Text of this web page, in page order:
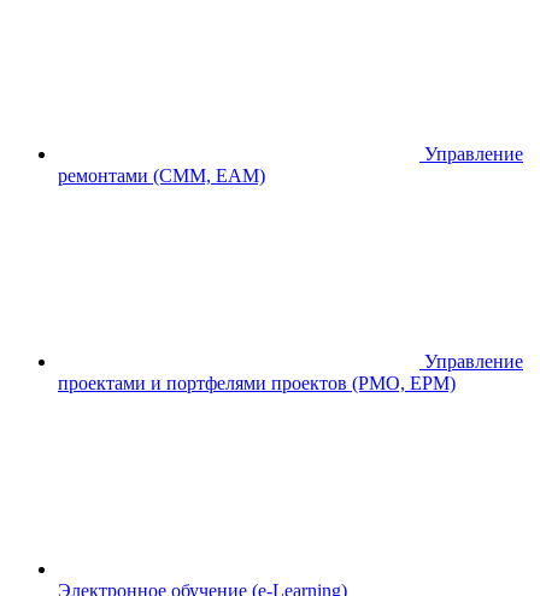
Управление
ремонтами (CMM, EAM)
Управление
проектами и портфелями проектов (PMO, EPM)
Электронное обучение (e-Learning)